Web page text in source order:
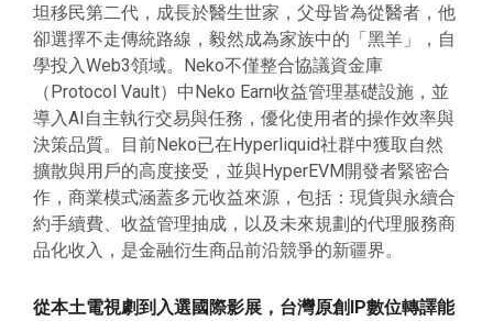
坦移民第二代，成長於醫生世家，父母皆為從醫者，他
卻選擇不走傳統路線，毅然成為家族中的「黑羊」，自
學投入Web3領域。Neko不僅整合協議資金庫
（Protocol Vault）中Neko Earn收益管理基礎設施，並
導入AI自主執行交易與任務，優化使用者的操作效率與
決策品質。目前Neko已在Hyperliquid社群中獲取自然
擴散與用戶的高度接受，並與HyperEVM開發者緊密合
作，商業模式涵蓋多元收益來源，包括：現貨與永續合
約手續費、收益管理抽成，以及未來規劃的代理服務商
品化收入，是金融衍生商品前沿競爭的新疆界。
從本土電視劇到入選國際影展，台灣原創IP數位轉譯能